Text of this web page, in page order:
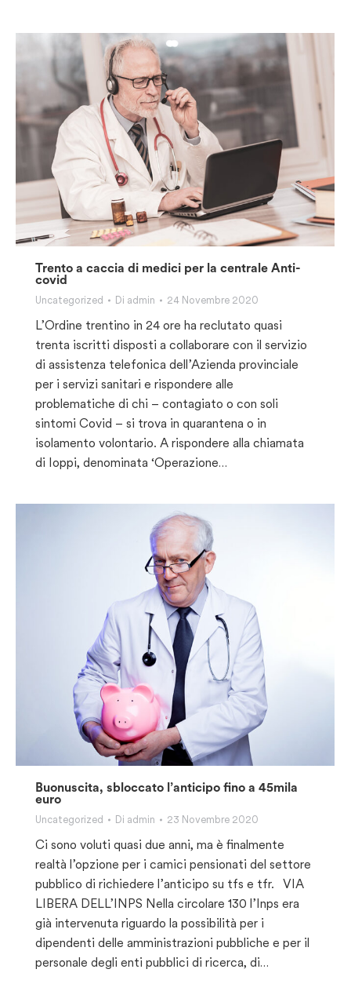
Trento a caccia di medici per la centrale Anti-
covid
Uncategorized Di admin 24 Novembre 2020
L’Ordine trentino in 24 ore ha reclutato quasi
trenta iscritti disposti a collaborare con il servizio
di assistenza telefonica dell’Azienda provinciale
per i servizi sanitari e rispondere alle
problematiche di chi – contagiato o con soli
sintomi Covid – si trova in quarantena o in
isolamento volontario. A rispondere alla chiamata
di Ioppi, denominata ‘Operazione…
Buonuscita, sbloccato l’anticipo fino a 45mila
euro
Uncategorized Di admin 23 Novembre 2020
Ci sono voluti quasi due anni, ma è finalmente
realtà l’opzione per i camici pensionati del settore
pubblico di richiedere l’anticipo su tfs e tfr. VIA
LIBERA DELL’INPS Nella circolare 130 l’Inps era
già intervenuta riguardo la possibilità per i
dipendenti delle amministrazioni pubbliche e per il
personale degli enti pubblici di ricerca, di…